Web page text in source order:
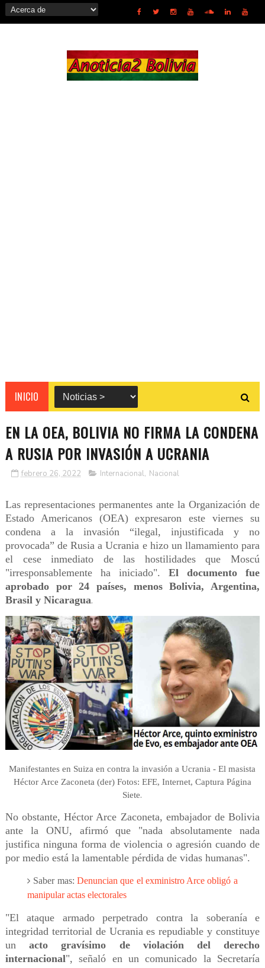
INICIO
EN LA OEA, BOLIVIA NO FIRMA LA CONDENA
A RUSIA POR INVASIÓN A UCRANIA
febrero 26, 2022 Internacional, Nacional
Las representaciones permanentes ante la Organización de
Estado Americanos (OEA) expresaron este viernes su
condena a la invasión “ilegal, injustificada y no
provocada” de Rusia a Ucrania e hizo un llamamiento para
el cese inmediato de las hostilidades que Moscú
"irresponsablemente ha iniciado". El documento fue
aprobado por 24 países, menos Bolivia, Argentina,
Brasil y Nicaragua.
Manifestantes en Suiza en contra la invasión a Ucrania - El masista
Héctor Arce Zaconeta (der) Fotos: EFE, Internet, Captura Página
Siete.
No obstante, Héctor Arce Zaconeta, embajador de Bolivia
ante la ONU, afirmó que "nada absolutamente nada
justifica ninguna forma de violencia o agresión cuando de
por medio está la lamentable pérdida de vidas humanas".
Saber mas: Denuncian que el exministro Arce obligó a
manipular actas electorales
"El ataque armado perpetrado contra la soberanía e
integridad territorial de Ucrania es repudiable y constituye
unacto gravísimo de violación del derecho
internacional", señaló en un comunicado la Secretaría